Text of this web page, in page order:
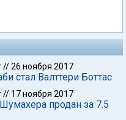
//26 ноября 2017
стал Валттери Боттас
// 17 ноября 2017
продан за 7.5